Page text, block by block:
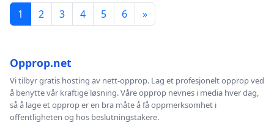
1 2 3 4 5 6 »
Opprop.net
Vi tilbyr gratis hosting av nett-opprop. Lag et profesjonelt opprop ved
å benytte vår kraftige løsning. Våre opprop nevnes i media hver dag,
så å lage et opprop er en bra måte å få oppmerksomhet i
offentligheten og hos beslutningstakere.